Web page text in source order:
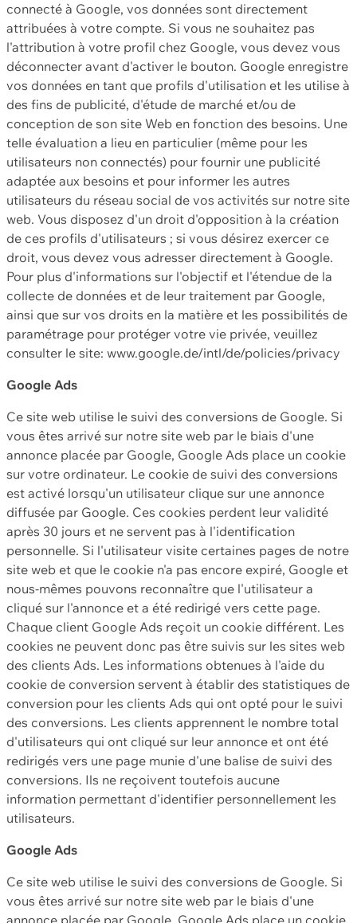
connecté à Google, vos données sont directement
attribuées à votre compte. Si vous ne souhaitez pas
l'attribution à votre profil chez Google, vous devez vous
déconnecter avant d'activer le bouton. Google enregistre
vos données en tant que profils d'utilisation et les utilise à
des fins de publicité, d'étude de marché et/ou de
conception de son site Web en fonction des besoins. Une
telle évaluation a lieu en particulier (même pour les
utilisateurs non connectés) pour fournir une publicité
adaptée aux besoins et pour informer les autres
utilisateurs du réseau social de vos activités sur notre site
web. Vous disposez d'un droit d'opposition à la création
de ces profils d'utilisateurs ; si vous désirez exercer ce
droit, vous devez vous adresser directement à Google.
Pour plus d'informations sur l'objectif et l'étendue de la
collecte de données et de leur traitement par Google,
ainsi que sur vos droits en la matière et les possibilités de
paramétrage pour protéger votre vie privée, veuillez
consulter le site: www.google.de/intl/de/policies/privacy
Google Ads
Ce site web utilise le suivi des conversions de Google. Si
vous êtes arrivé sur notre site web par le biais d'une
annonce placée par Google, Google Ads place un cookie
sur votre ordinateur. Le cookie de suivi des conversions
est activé lorsqu'un utilisateur clique sur une annonce
diffusée par Google. Ces cookies perdent leur validité
après 30 jours et ne servent pas à l'identification
personnelle. Si l'utilisateur visite certaines pages de notre
site web et que le cookie n'a pas encore expiré, Google et
nous-mêmes pouvons reconnaître que l'utilisateur a
cliqué sur l'annonce et a été redirigé vers cette page.
Chaque client Google Ads reçoit un cookie différent. Les
cookies ne peuvent donc pas être suivis sur les sites web
des clients Ads. Les informations obtenues à l'aide du
cookie de conversion servent à établir des statistiques de
conversion pour les clients Ads qui ont opté pour le suivi
des conversions. Les clients apprennent le nombre total
d'utilisateurs qui ont cliqué sur leur annonce et ont été
redirigés vers une page munie d'une balise de suivi des
conversions. Ils ne reçoivent toutefois aucune
information permettant d'identifier personnellement les
utilisateurs.
Google Ads
Ce site web utilise le suivi des conversions de Google. Si
vous êtes arrivé sur notre site web par le biais d'une